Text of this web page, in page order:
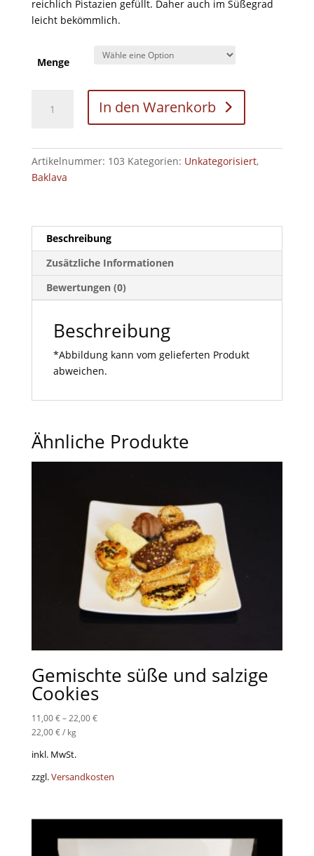
reichlich Pistazien gefüllt. Daher auch im Süßegrad
leicht bekömmlich.
Menge
(trocken)
Menge
In den Warenkorb
Artikelnummer: 103 Kategorien: Unkategorisiert,
Baklava
Beschreibung
Zusätzliche Informationen
Bewertungen (0)
Beschreibung
*Abbildung kann vom gelieferten Produkt
abweichen.
Ähnliche Produkte
Gemischte süße und salzige
Cookies
11,00€–22,00€
22,00€/ kg
inkl. MwSt.
zzgl.Versandkosten